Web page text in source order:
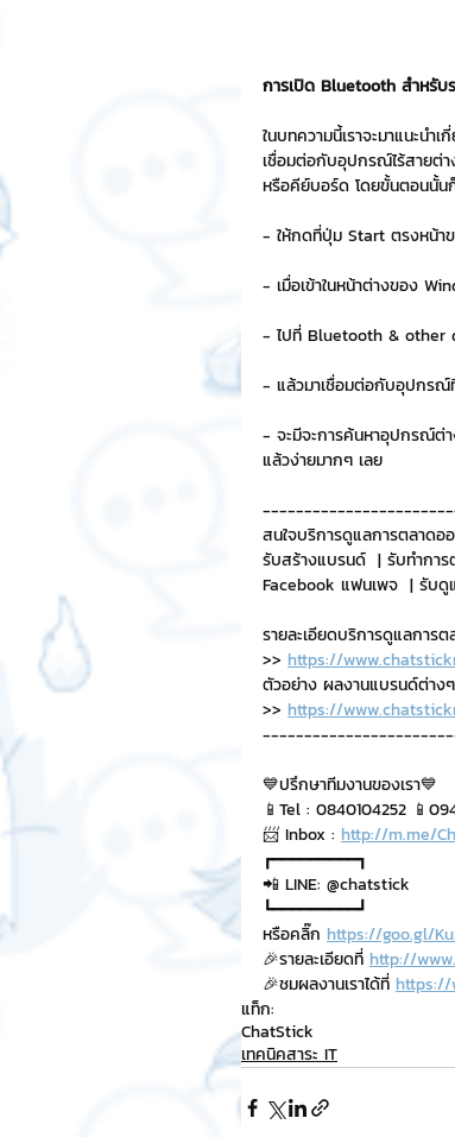
LINE application
เทคนิคสาระ IT
รีวิวเกมส์จาก ChatStick
Chat Bot เวบไซต์
มาสคอต 3D
การเปิด Bluetooth สำหรับ
ในบทความนี้เราจะมาแนะนำ
เชื่อมต่อกับอุปกรณ์ไร้สายต่า
หรือคีย์บอร์ด โดยขั้นตอนนั้น
- ให้กดที่ปุ่ม Start ตรงหน้า
- เมื่อเข้าในหน้าต่างของ
- ไปที่ Bluetooth & other
- แล้วมาเชื่อมต่อกับอุปกร
- จะมีจะการค้นหาอุปกรณ์ต่า
แล้วง่ายมากๆ เลย
สนใจบริการดูแลการตลาดอ
รับสร้างแบรนด์  | รับทำกา
Facebook แฟนเพจ  | รับดู
รายละเอียดบริการดูแลการต
>> https://
ตัวอย่าง ผลงานแบรนด์ต่าง
>> https://
💙ปรึกษาทีมงานของเรา💙
📱Tel : 0840104252
📨 Inbox : http://m.me/
┏━━━━━━━━━┓
📲 LINE: @chatstick
┗━━━━━━━━━┛
หรือคลิ๊ก https://goo.gl/
🎉รายละเอียดที่ http://
🎉ชมผลงานเราได้ที่ https://
แท็ก:
ChatStick
เทคนิคสาระ IT